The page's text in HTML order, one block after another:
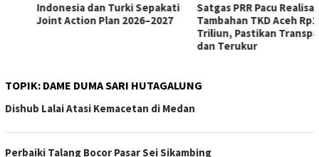
Indonesia dan Turki Sepakati
Joint Action Plan 2026–2027
Satgas PRR Pacu Realisasi
Tambahan TKD Aceh Rp1,65
Triliun, Pastikan Transparan
dan Terukur
TOPIK: DAME DUMA SARI HUTAGALUNG
Dishub Lalai Atasi Kemacetan di Medan
Perbaiki Talang Bocor Pasar Sei Sikambing